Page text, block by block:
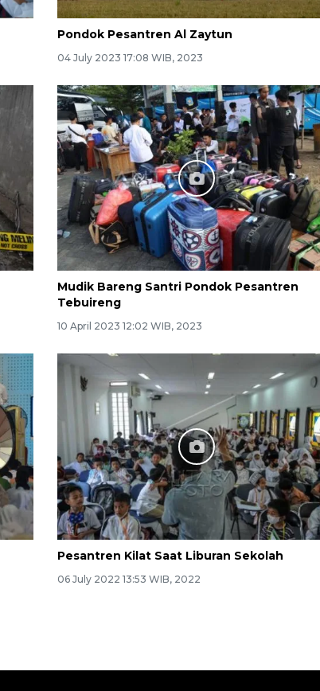
Pondok Pesantren Al Zaytun
04 July 2023 17:08 WIB, 2023
Mudik Bareng Santri Pondok Pesantren
Tebuireng
10 April 2023 12:02 WIB, 2023
Pesantren Kilat Saat Liburan Sekolah
06 July 2022 13:53 WIB, 2022